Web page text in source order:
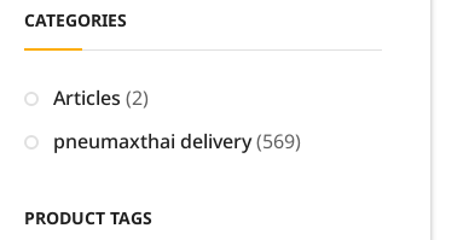
CATEGORIES
Articles (2)
pneumaxthai delivery(569)
PRODUCT TAGS